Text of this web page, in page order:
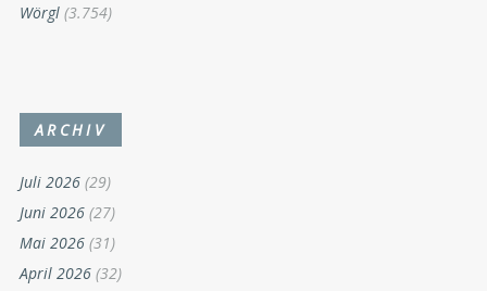
Wörgl (3.754)
ARCHIV
Juli 2026 (29)
Juni 2026 (27)
Mai 2026 (31)
April 2026 (32)